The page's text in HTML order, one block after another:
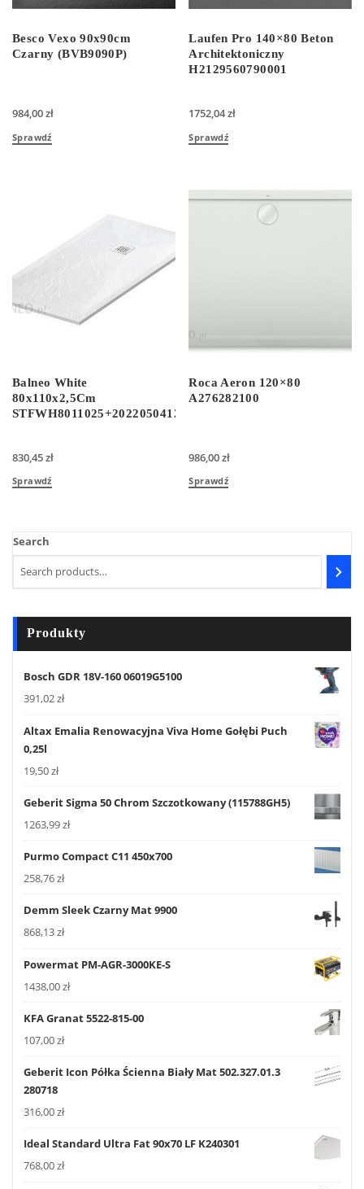
Besco Vexo 90x90cm
Czarny (BVB9090P)
984,00zł
Sprawdź
Laufen Pro 140×80 Beton
Architektoniczny
H2129560790001
1752,04zł
Sprawdź
Balneo White
80x110x2,5Cm
STFWH8011025+20220504121812
830,45zł
Sprawdź
Roca Aeron 120×80
A276282100
986,00zł
Sprawdź
Search
Produkty
Bosch GDR 18V-160 06019G5100
391,02zł
Altax Emalia Renowacyjna Viva Home Gołębi Puch
0,25l
19,50zł
Geberit Sigma 50 Chrom Szczotkowany (115788GH5)
1263,99zł
Purmo Compact C11 450x700
258,76zł
Demm Sleek Czarny Mat 9900
868,13zł
Powermat PM-AGR-3000KE-S
1438,00zł
KFA Granat 5522-815-00
107,00zł
Geberit Icon Półka Ścienna Biały Mat 502.327.01.3
280718
316,00zł
Ideal Standard Ultra Fat 90x70 LF K240301
768,00zł